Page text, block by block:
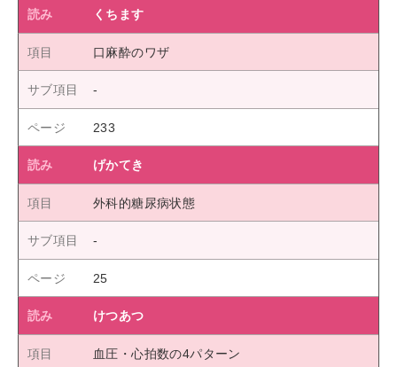
くちます
口麻酔のワザ
233
げかてき
外科的糖尿病状態
25
けつあつ
血圧・心拍数の4パターン